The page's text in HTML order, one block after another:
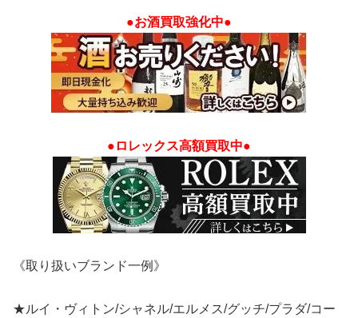
●お酒買取強化中●
●ロレックス高額買取中●
《取り扱いブランド一例》
★ルイ・ヴィトン/シャネル/エルメス/グッチ/プラダ/コー